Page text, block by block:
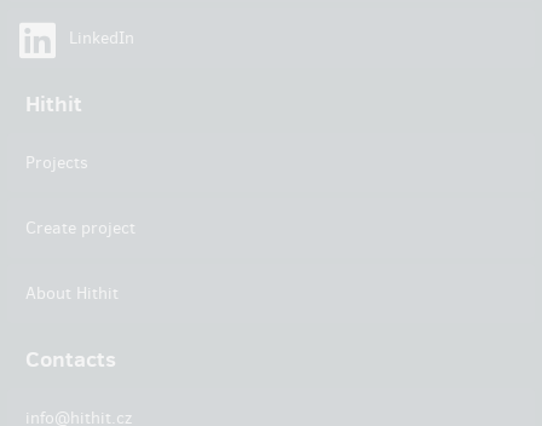
LinkedIn
Hithit
Projects
Create project
About Hithit
Contacts
info@hithit.cz